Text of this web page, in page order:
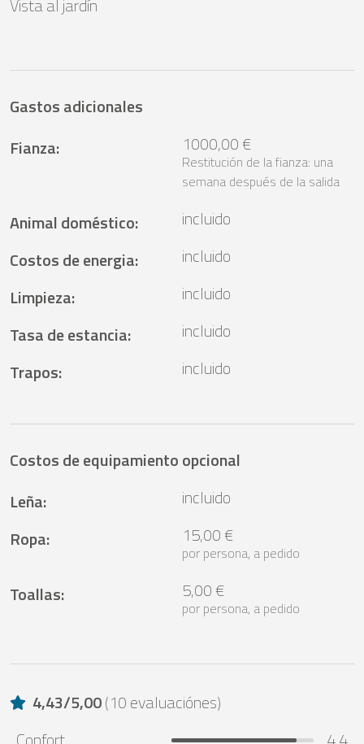
Vista al jardín
Gastos adicionales
Fianza: 1000,00 €
Restitución de la fianza: una
semana después de la salida
Animal doméstico:
incluido
Costos de energia:
incluido
Limpieza:
incluido
Tasa de estancia:
incluido
Trapos: incluido
Costos de equipamiento opcional
Leña:
incluido
Ropa: 15,00 €
por persona, a pedido
Toallas: 5,00 €
por persona, a pedido
4,43/5,00(10 evaluaciónes)